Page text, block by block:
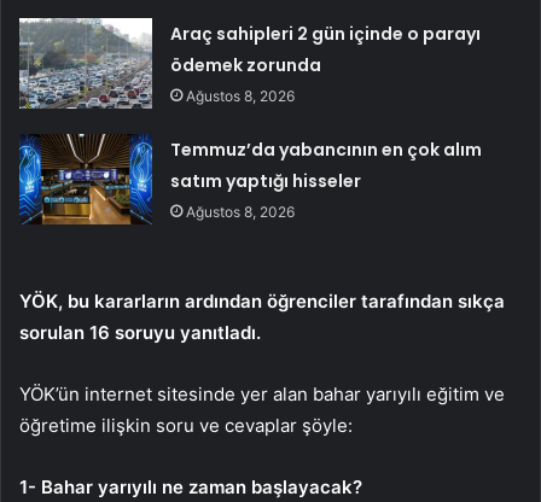
Araç sahipleri 2 gün içinde o parayı
ödemek zorunda
Ağustos 8, 2026
Temmuz’da yabancının en çok alım
satım yaptığı hisseler
Ağustos 8, 2026
YÖK, bu kararların ardından öğrenciler tarafından sıkça
sorulan 16 soruyu yanıtladı.
YÖK’ün internet sitesinde yer alan bahar yarıyılı eğitim ve
öğretime ilişkin soru ve cevaplar şöyle:
1- Bahar yarıyılı ne zaman başlayacak?